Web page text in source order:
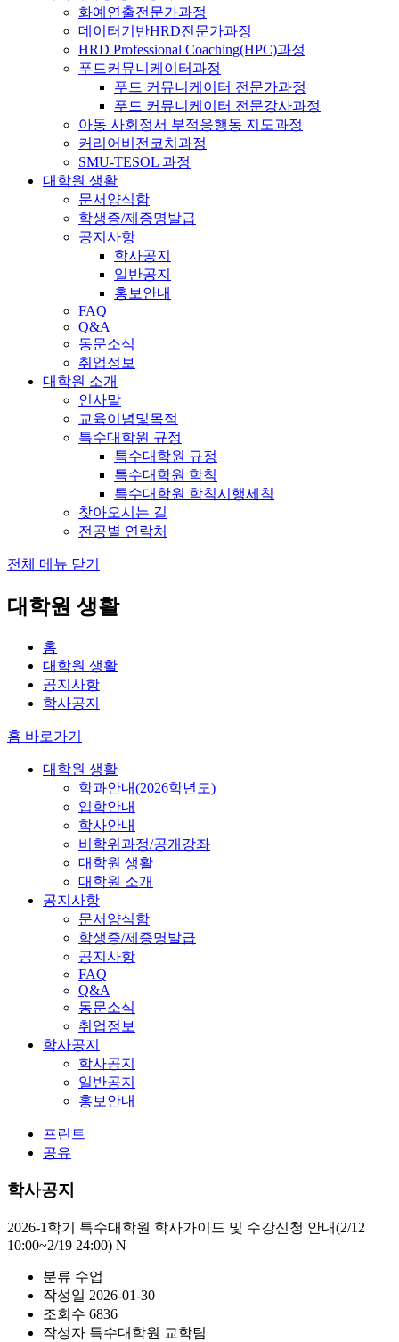
화예연출전문가과정
데이터기반HRD전문가과정
HRD Professional Coaching(HPC)과정
푸드커뮤니케이터과정
푸드 커뮤니케이터 전문가과정
푸드 커뮤니케이터 전문강사과정
아동 사회정서 부적응행동 지도과정
커리어비전코치과정
SMU-TESOL 과정
대학원 생활
문서양식함
학생증/제증명발급
공지사항
학사공지
일반공지
홍보안내
FAQ
Q&A
동문소식
취업정보
대학원 소개
인사말
교육이념및목적
특수대학원 규정
특수대학원 규정
특수대학원 학칙
특수대학원 학칙시행세칙
찾아오시는 길
전공별 연락처
전체 메뉴 닫기
대학원 생활
홈
대학원 생활
공지사항
학사공지
홈 바로가기
대학원 생활
학과안내(2026학년도)
입학안내
학사안내
비학위과정/공개강좌
대학원 생활
대학원 소개
공지사항
문서양식함
학생증/제증명발급
공지사항
FAQ
Q&A
동문소식
취업정보
학사공지
학사공지
일반공지
홍보안내
프린트
공유
학사공지
2026-1학기 특수대학원 학사가이드 및 수강신청 안내(2/12
10:00~2/19 24:00) N
분류 수업
작성일 2026-01-30
조회수 6836
작성자 특수대학원 교학팀